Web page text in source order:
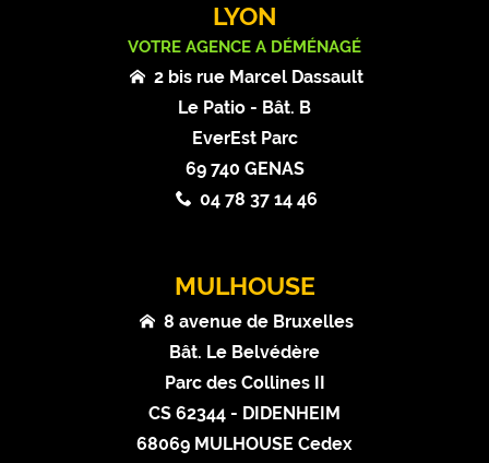
LYON
VOTRE AGENCE A DÉMÉNAGÉ
2 bis rue Marcel Dassault
Le Patio - Bât. B
EverEst Parc
69 740 GENAS
04 78 37 14 46
MULHOUSE
8 avenue de Bruxelles
Bât. Le Belvédère
Parc des Collines II
CS 62344 - DIDENHEIM
68069 MULHOUSE Cedex